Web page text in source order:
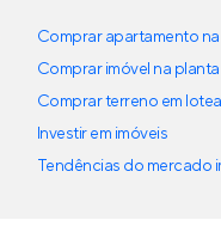
Comprar apartamento
Comprar imóvel na planta
Comprar terreno em
Investir em imóveis
Tendências do mercado